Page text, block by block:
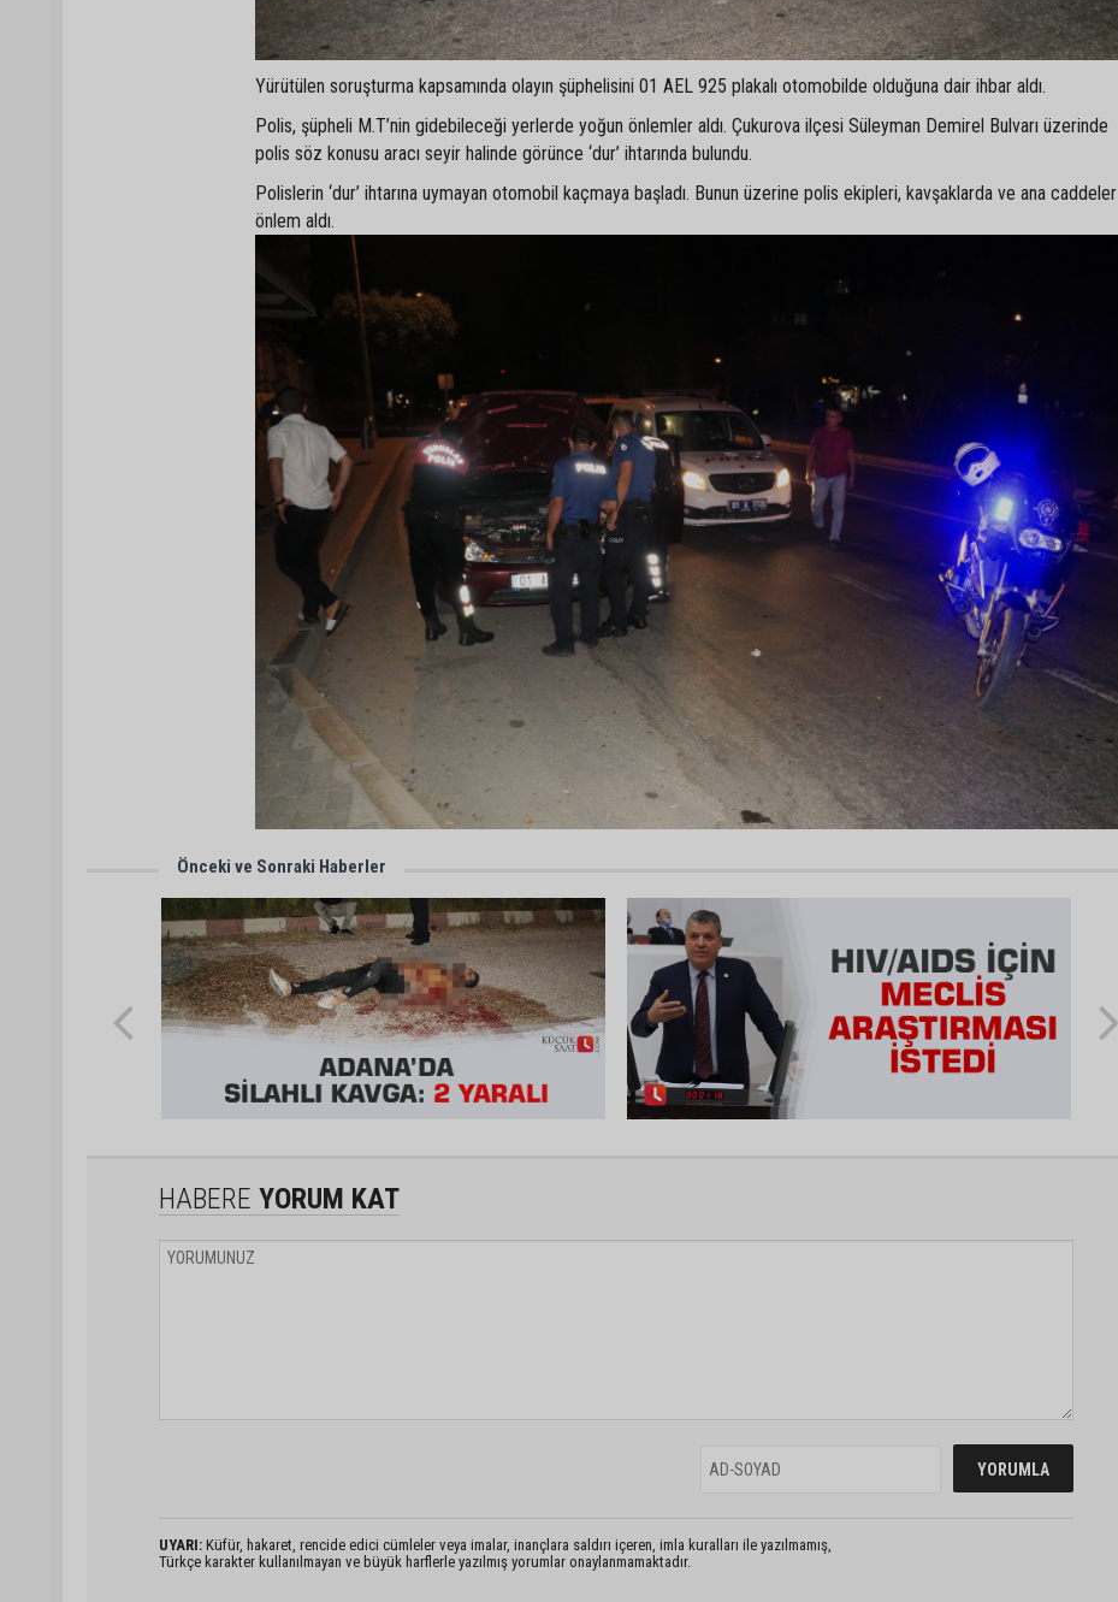
Yürütülen soruşturma kapsamında olayın şüphelisini 01 AEL 925 plakalı otomobilde olduğuna dair ihbar aldı.
Polis, şüpheli M.T’nin gidebileceği yerlerde yoğun önlemler aldı. Çukurova ilçesi Süleyman Demirel Bulvarı üzerinde
polis söz konusu aracı seyir halinde görünce ‘dur’ ihtarında bulundu.
Polislerin ‘dur’ ihtarına uymayan otomobil kaçmaya başladı. Bunun üzerine polis ekipleri, kavşaklarda ve ana caddeler
önlem aldı.
Önceki ve Sonraki Haberler
HABERE YORUM KAT
UYARI: Küfür, hakaret, rencide edici cümleler veya imalar, inançlara saldırı içeren, imla kuralları ile yazılmamış,
Türkçe karakter kullanılmayan ve büyük harflerle yazılmış yorumlar onaylanmamaktadır.